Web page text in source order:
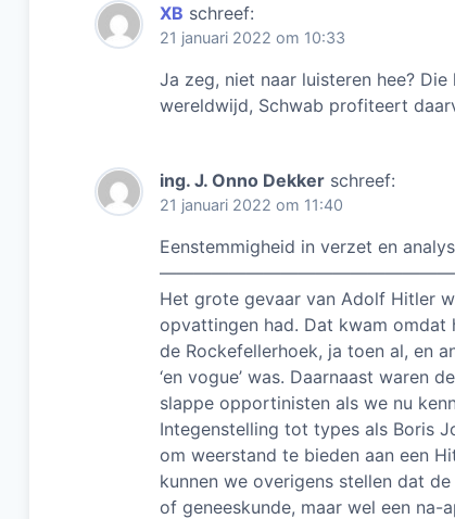
XB schreef:
21 januari 2022 om 10:33
Ja zeg, niet naar luisteren hee?
wereldwijd, Schwab profiteert
ing. J. Onno Dekker schreef:
21 januari 2022 om 11:40
Eenstemmigheid in verzet en
Het grote gevaar van Adolf Hitler
opvattingen had. Dat kwam omdat
de Rockefellerhoek, ja toen al, en
‘en vogue’ was. Daarnaast waren
slappe opportinisten als we nu
Integenstelling tot types als Boris
om weerstand te bieden aan een
kunnen we overigens stellen dat
of geneeskunde, maar wel een